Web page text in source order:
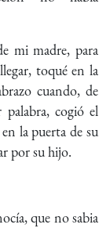
mi madre, para
toqué en la
cuando, de
palabra, cogió el
la puerta de su
por su hijo.
que no sabia